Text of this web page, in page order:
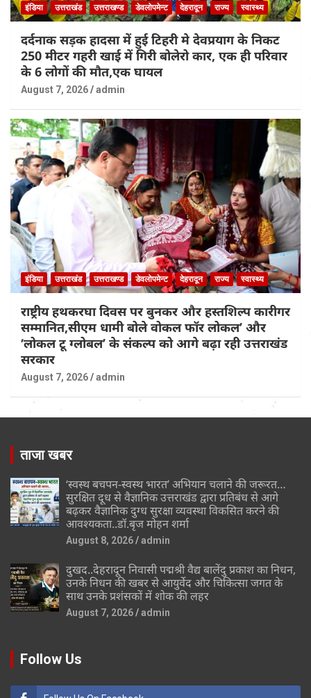
इंडिया उत्तराखंड उत्तराखण्ड डेवलोपमेन्ट देहरादून राज्य स्वास्थ्य
दर्दनाक सड़क हादसा में हुई टिहरी मे देवप्रयाग के निकट
250 मीटर गहरी खाई में गिरी बोलेरो कार, एक ही परिवार
के 6 लोगों की मौत,एक घायल
August 7, 2026 admin
इंडिया उत्तराखंड उत्तराखण्ड डेवलोपमेन्ट देहरादून राज्य स्वास्थ्य
राष्ट्रीय हथकरघा दिवस पर बुनकर और हस्तशिल्प कारीगर
सम्मानित,सीएम धामी बोले वोकल फॉर लोकल’ और
‘लोकल टू ग्लोबल’ के संकल्प को आगे बढ़ा रही उत्तराखंड
सरकार
August 7, 2026 admin
ताजा खबर
‘स्वस्थ बचपन-स्वस्थ भारत’ अभियान चलाने की जरूरत…
सुरक्षित दूध से वैज्ञानिक उत्तराखंड द्वारा प्रतिबंध से आगे
बढ़कर वैज्ञानिक दुग्ध सुरक्षा व्यवस्था विकसित करने की
आवश्यकता..डॉ.बृज मोहन शर्मा
August 8, 2026 admin
दुखद..देहरादून निवासी पद्मश्री वैद्य बालेंदु प्रकाश का निधन,
उनके निधन की खबर से आयुर्वेद और चिकित्सा जगत के
साथ उनके प्रशंसकों में शोक की लहर
August 7, 2026 admin
Follow Us